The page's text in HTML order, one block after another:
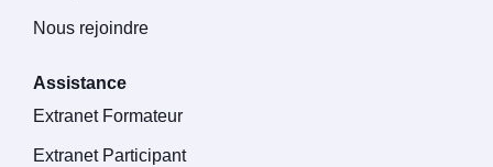
Nous rejoindre
Assistance
Extranet Formateur
Extranet Participant